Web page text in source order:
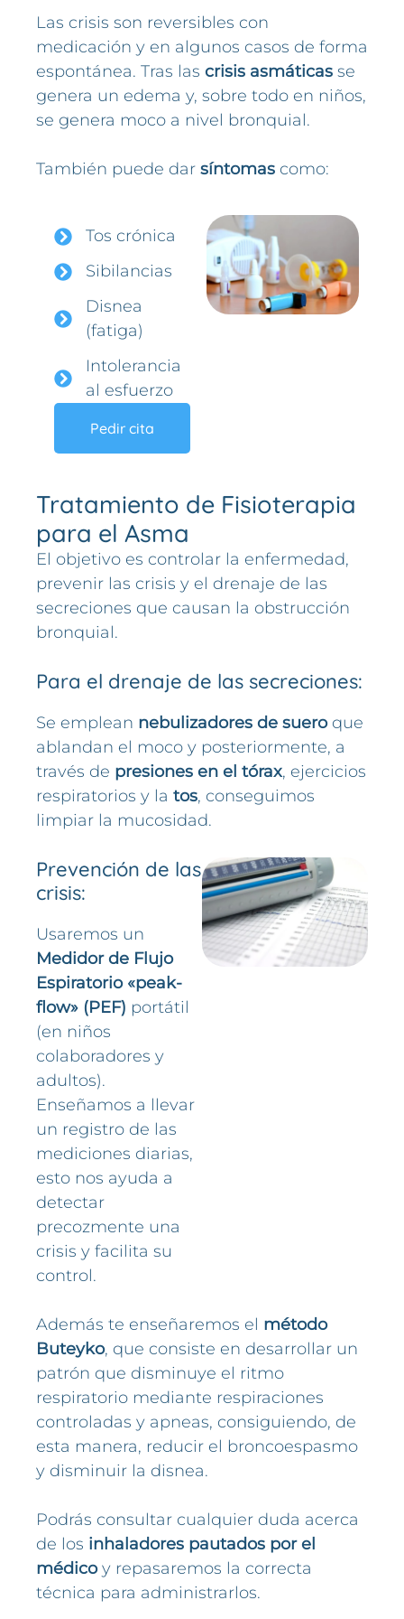
Las crisis son reversibles con
medicación y en algunos casos de forma
espontánea. Tras las crisis asmáticas se
genera un edema y, sobre todo en niños,
se genera moco a nivel bronquial.
También puede dar síntomas como:
Tos crónica
Sibilancias
Disnea
(fatiga)
Intolerancia
al esfuerzo
Pedir cita
Tratamiento de Fisioterapia
para el Asma
El objetivo es controlar la enfermedad,
prevenir las crisis y el drenaje de las
secreciones que causan la obstrucción
bronquial.
Para el drenaje de las secreciones:
Se emplean nebulizadores de sueroque
ablandan el moco y posteriormente, a
través de presiones en el tórax, ejercicios
respiratorios y la tos, conseguimos
limpiar la mucosidad.
Prevención de las
crisis:
Usaremos un
Medidor de Flujo
Espiratorio «peak-
flow» (PEF) portátil
(en niños
colaboradores y
adultos).
Enseñamos a llevar
un registro de las
mediciones diarias,
esto nos ayuda a
detectar
precozmente una
crisis y facilita su
control.
Además te enseñaremos el método
Buteyko, que consiste en desarrollar un
patrón que disminuye el ritmo
respiratorio mediante respiraciones
controladas y apneas, consiguiendo, de
esta manera, reducir el broncoespasmo
y disminuir la disnea.
Podrás consultar cualquier duda acerca
de los inhaladores pautados por el
médicoy repasaremos la correcta
técnica para administrarlos.